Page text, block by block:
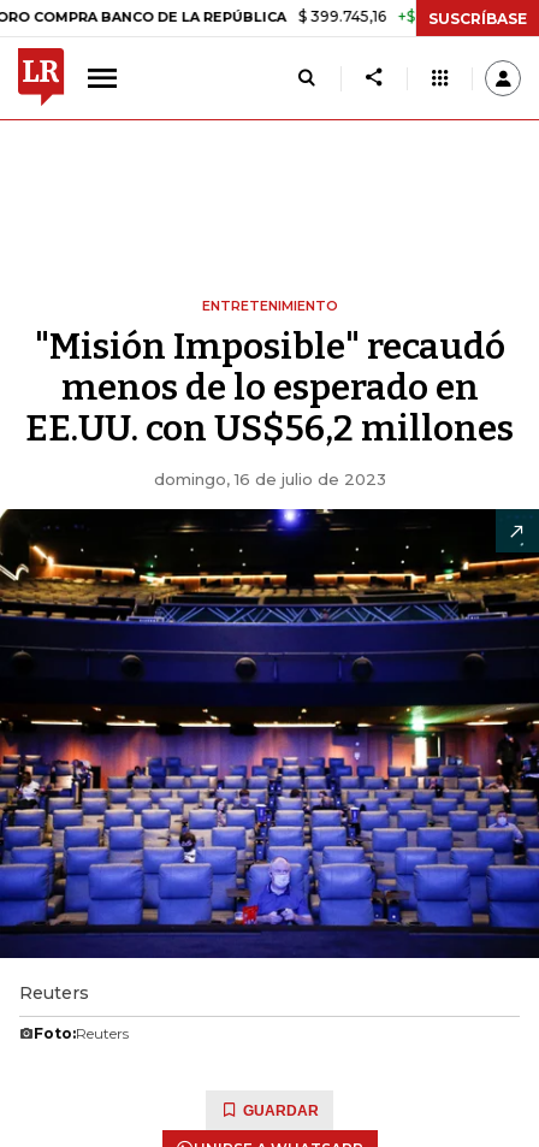
BANCO DE LA REPÚBLICA $ 399.745,16 +$ 2.295,71 +0,58%
SUSCRÍBASE
ENTRETENIMIENTO
"Misión Imposible" recaudó
menos de lo esperado en
EE.UU. con US$56,2 millones
domingo, 16 de julio de 2023
Reuters
Foto:Reuters
GUARDAR